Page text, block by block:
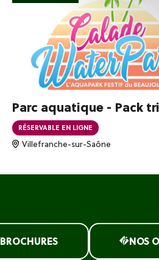
Parc aquatique - Pack
RÉSERVABLE EN LIGNE
Villefranche-sur-Saône
BROCHURES NOS